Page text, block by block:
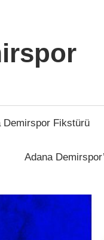
Demirspor Fikstürü
Adana